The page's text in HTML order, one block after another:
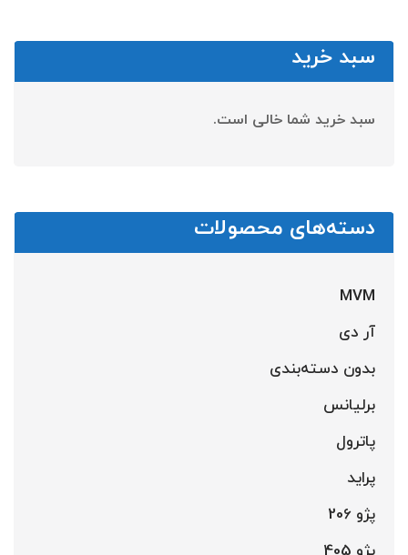
سبد خرید
سبد خرید شما خالی است.
دسته‌های محصولات
MVM
آر دی
بدون دسته‌بندی
برلیانس
پاترول
پراید
پژو 206